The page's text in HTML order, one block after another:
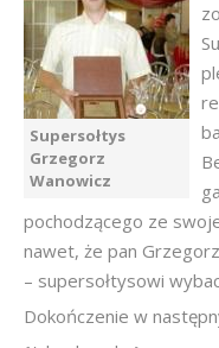
Supersołtys
Grzegorz
Wanowicz
pochodzącego ze
nawet, że pan
– supersołtysowi
Dokończenie w